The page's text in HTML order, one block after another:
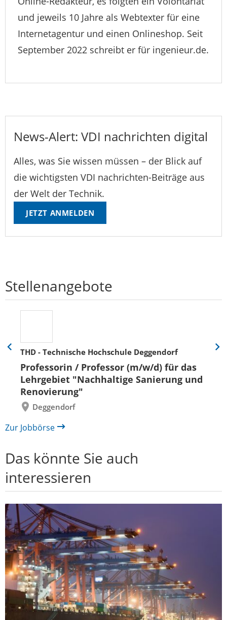
und jeweils 10 Jahre als Webtexter für eine
Internetagentur und einen Onlineshop. Seit
September 2022 schreibt er für ingenieur.de.
News-Alert: VDI nachrichten digital
Alles, was Sie wissen müssen – der Blick auf
die wichtigsten VDI nachrichten-Beiträge aus
der Welt der Technik.
JETZT ANMELDEN
Stellenangebote
THD - Technische Hochschule Deggendorf
Professorin / Professor (m/w/d) für das
Lehrgebiet "Nachhaltige Sanierung und
Renovierung"
Deggendorf
Eine
zurück
Eine
Zur Jobbörse
Das könnte Sie auch
interessieren